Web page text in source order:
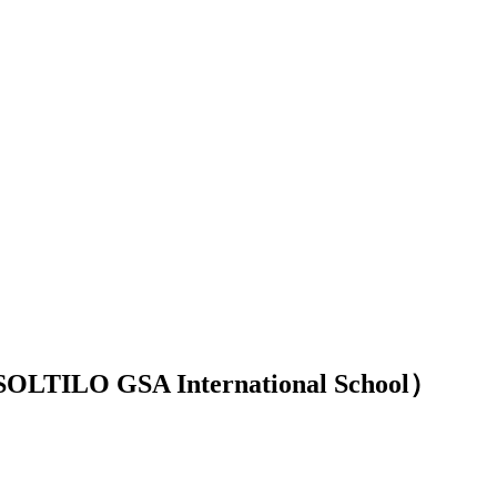
GSA International School）